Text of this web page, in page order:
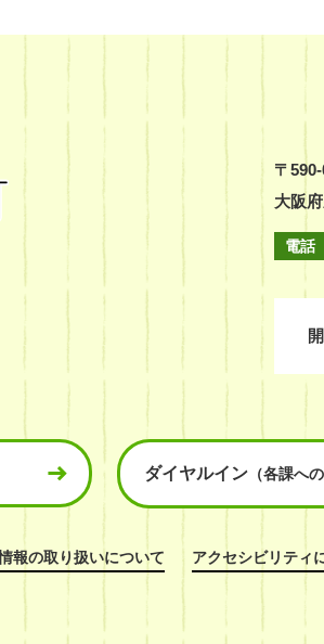
〒
大阪
電話
ダイヤルイン （各課へ
報の取り扱いについて アクセシビリティ